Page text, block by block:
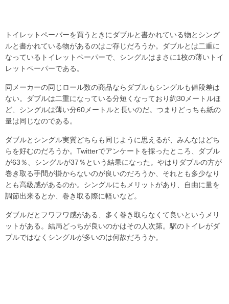
トイレットペーパーを買うときにダブルと書かれている物とシング
ルと書かれている物があるのはご存じだろうか。ダブルとは二重に
なっているトイレットペーパーで、シングルはまさに1枚の薄いトイ
レットペーパーである。
同メーカーの同じロール数の商品ならダブルもシングルも値段差は
ない。ダブルは二重になっている分短くなっており約30メートルほ
ど、シングルは薄い分60メートルと長いのだ。つまりどっちも紙の
量は同じなのである。
ダブルとシングル実質どちらも同じように思えるが、みんなはどち
らを好むのだろうか。Twitterでアンケートを採ったところ、ダブル
が63％、シングルが37％という結果になった。やはりダブルの方が
巻き取る手間が掛からないのが良いのだろうか、それとも多少なり
とも高級感があるのか。シングルにもメリットがあり、自由に量を
調節出来るとか、巻き取る際に軽いなど。
ダブルだとフワフワ感がある、多く巻き取らなくて良いというメリ
ットがある。結局どっちが良いのかはその人次第。駅のトイレがダ
ブルではなくシングルが多いのは何故だろうか。